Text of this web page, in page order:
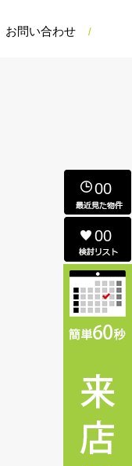
お問い合わせ
00
00